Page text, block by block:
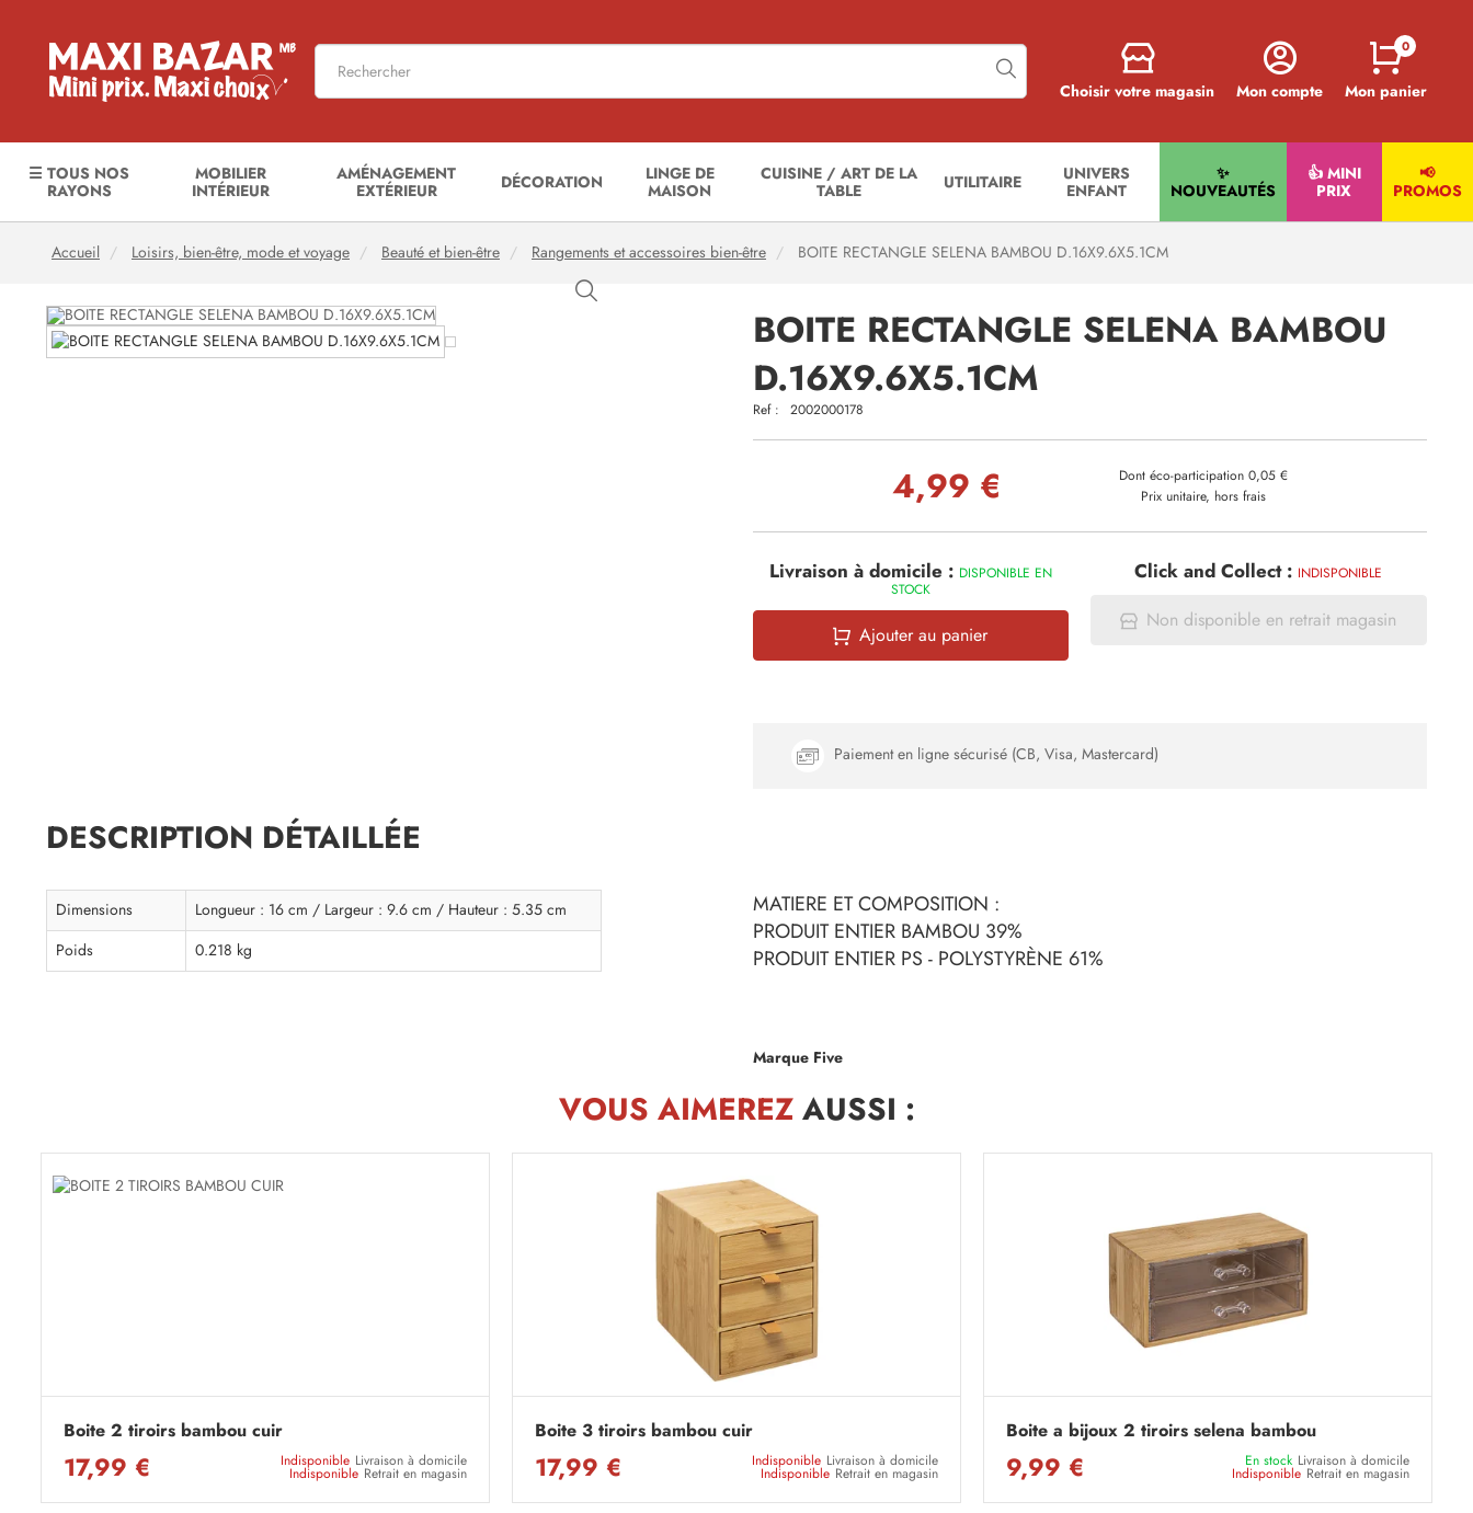
Choisir votre magasin Mon compte Mon panier
0
☰ TOUS NOS
RAYONS
MOBILIER
INTÉRIEUR
AMÉNAGEMENT
EXTÉRIEUR
DÉCORATION
LINGE DE
MAISON
CUISINE / ART DE LA
TABLE
UTILITAIRE
UNIVERS
ENFANT
✨
NOUVEAUTÉS
👍 MINI
PRIX
📢
PROMOS
Accueil Loisirs, bien-être, mode et voyage Beauté et bien-être Rangements et accessoires bien-être BOITE RECTANGLE SELENA BAMBOU D.16X9.6X5.1CM
BOITE RECTANGLE SELENA BAMBOU
D.16X9.6X5.1CM
Ref : 2002000178
4,99 €
Dont éco-participation 0,05 €
Prix unitaire, hors frais
Livraison à domicile : DISPONIBLE EN
STOCK
Ajouter au panier
Click and Collect : INDISPONIBLE
Non disponible en retrait magasin
Paiement en ligne sécurisé (CB, Visa, Mastercard)
DESCRIPTION DÉTAILLÉE
Dimensions
Longueur : 16 cm / Largeur : 9.6 cm / Hauteur : 5.35 cm
Poids
0.218 kg
MATIERE ET COMPOSITION :
PRODUIT ENTIER BAMBOU 39%
PRODUIT ENTIER PS - POLYSTYRÈNE 61%
Marque Five
VOUS AIMEREZAUSSI :
Boite 2 tiroirs bambou cuir
17,99 € Indisponible Livraison à domicile
Indisponible Retrait en magasin
Boite 3 tiroirs bambou cuir
17,99 € Indisponible Livraison à domicile
Indisponible Retrait en magasin
Boite a bijoux 2 tiroirs selena bambou
9,99 € En stock Livraison à domicile
Indisponible Retrait en magasin